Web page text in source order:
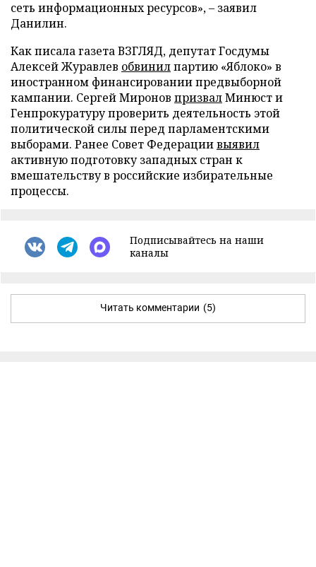
сеть информационных ресурсов», – заявил
Данилин.
Как писала газета ВЗГЛЯД, депутат Госдумы
Алексей Журавлев обвинилпартию «Яблоко» в
иностранном финансировании предвыборной
кампании. Сергей Миронов призвалМинюст и
Генпрокуратуру проверить деятельность этой
политической силы перед парламентскими
выборами. Ранее Совет Федерациивыявил
активную подготовку западных стран к
вмешательству в российские избирательные
процессы.
Подписывайтесь на наши
каналы
Читать комментарии (5)